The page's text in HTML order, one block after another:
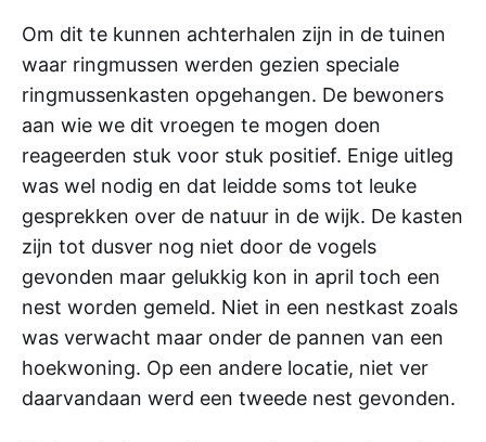
Om dit te kunnen achterhalen zijn in de tuinen
waar ringmussen werden gezien speciale
ringmussenkasten opgehangen. De bewoners
aan wie we dit vroegen te mogen doen
reageerden stuk voor stuk positief. Enige uitleg
was wel nodig en dat leidde soms tot leuke
gesprekken over de natuur in de wijk. De kasten
zijn tot dusver nog niet door de vogels
gevonden maar gelukkig kon in april toch een
nest worden gemeld. Niet in een nestkast zoals
was verwacht maar onder de pannen van een
hoekwoning. Op een andere locatie, niet ver
daarvandaan werd een tweede nest gevonden.